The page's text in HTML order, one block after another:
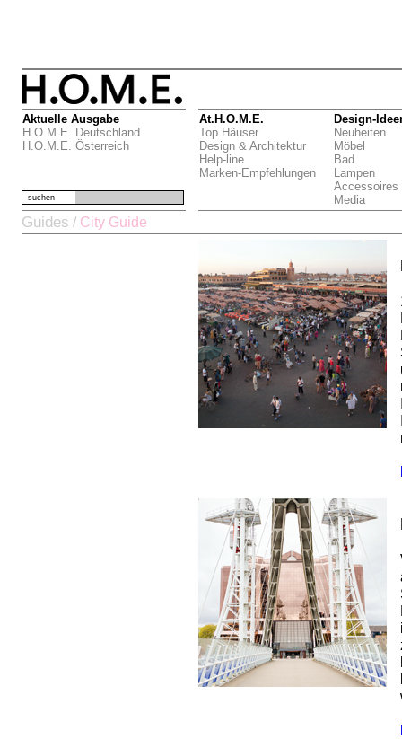
Aktuelle Ausgabe
H.O.M.E. Deutschland
H.O.M.E. Österreich
At.H.O.M.E.
Top Häuser
Design & Architektur
Help-line
Marken-Empfehlungen
Design-
Neuheiten
Möbel
Bad
Lampen
Accessoires
Media
suchen
Guides / City Guide